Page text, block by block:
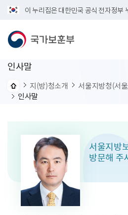
이 누리집은 대한민국 공식 전자정부
인사말
지(방)청소개 서울지방청(서
인사말
서울지방
방문해 주